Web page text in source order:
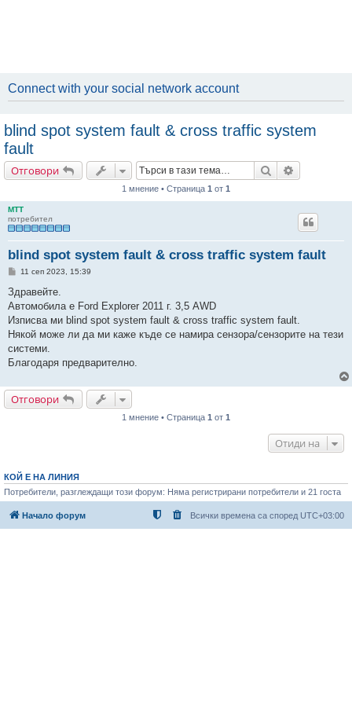
Connect with your social network account
blind spot system fault & cross traffic system
fault
Отговори Търсене
1 мнение • Страница 1 от 1
MTT
потребител
blind spot system fault & cross traffic system fault
М
е
н
и
е
11 сеп 2023, 15:39
Здравейте.
Автомобила е Ford Explorer 2011 г. 3,5 AWD
Изписва ми blind spot system fault & cross traffic system fault.
Някой може ли да ми каже къде се намира сензора/сензорите на тези
системи.
Благодаря предварително.
Отговори
1 мнение • Страница 1 от 1
Отиди на
КОЙ Е НА ЛИНИЯ
Потребители, разглеждащи този форум: Няма регистрирани потребители и 21 госта
Начало форум Всички времена са според UTC+03:00